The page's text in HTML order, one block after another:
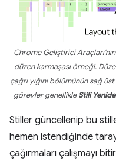
Chrome Geliştirici
düzen karmaşası örneği.
çağrı yığını bölümünün sağ
görevler genellikleStili
Stiller güncellenip bu
hemen istendiğinde
çağırmaları çalışmayı